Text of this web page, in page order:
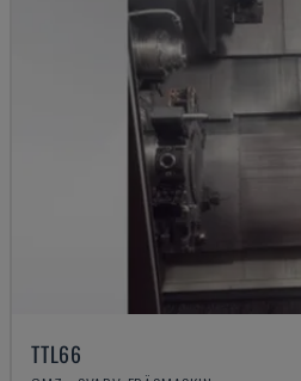
TTL66